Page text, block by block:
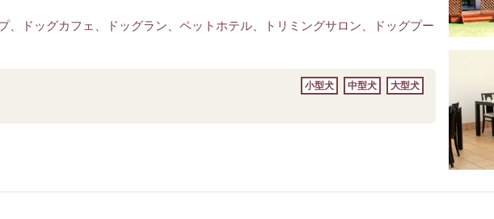
、ドッグカフェ、ドッグラン、ペットホテル、トリミングサロン、ドッグプー
小型犬 中型犬 大型犬